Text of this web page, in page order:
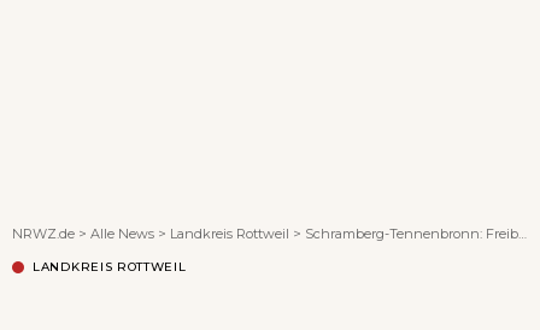
NRWZ.de > Alle News > Landkreis Rottweil > Schramberg-Tennenbronn: Freibad bleibt 2019 geschlossen
LANDKREIS ROTTWEIL